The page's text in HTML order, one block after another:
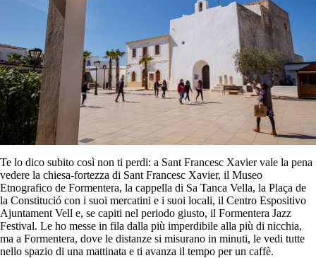
Te lo dico subito così non ti perdi: a Sant Francesc Xavier vale la pena
vedere la chiesa-fortezza di Sant Francesc Xavier, il Museo
Etnografico de Formentera, la cappella di Sa Tanca Vella, la Plaça de
la Constitució con i suoi mercatini e i suoi locali, il Centro Espositivo
Ajuntament Vell e, se capiti nel periodo giusto, il Formentera Jazz
Festival. Le ho messe in fila dalla più imperdibile alla più di nicchia,
ma a Formentera, dove le distanze si misurano in minuti, le vedi tutte
nello spazio di una mattinata e ti avanza il tempo per un caffè.